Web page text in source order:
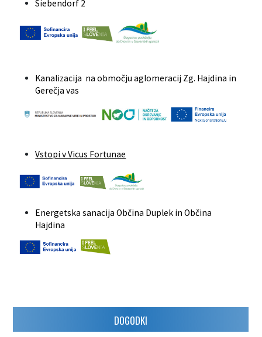
Siebendorf 2
Kanalizacija na območju aglomeracij Zg. Hajdina in
Gerečja vas
Vstopi v Vicus Fortunae
Energetska sanacija Občina Duplek in Občina
Hajdina
DOGODKI